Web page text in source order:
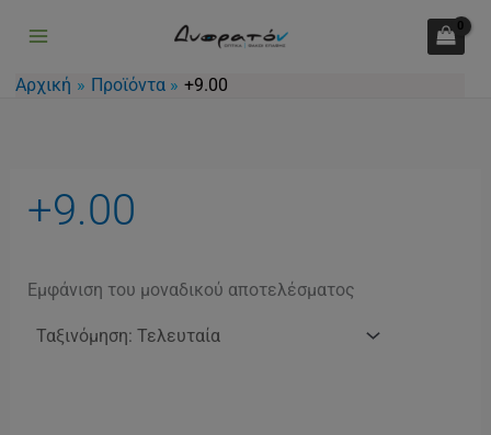
περιεχόμενο
Αρχική Προϊόντα +9.00
+9.00
Εμφάνιση του μοναδικού αποτελέσματος